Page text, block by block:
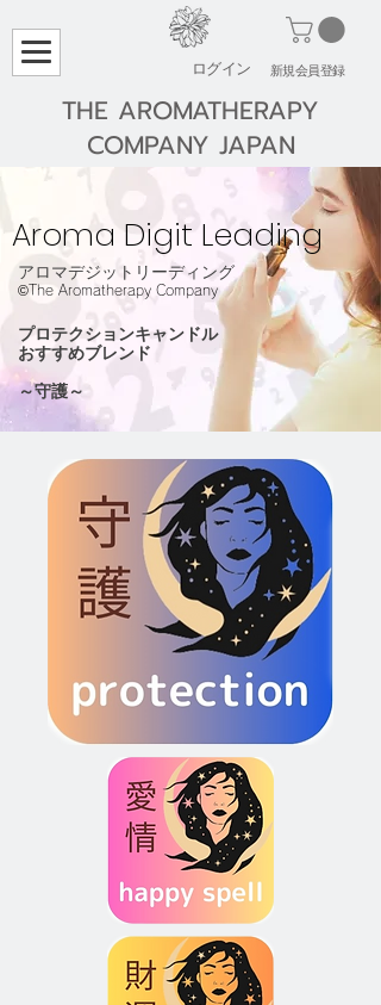
​新規会員登録
ログイン
THE AROMATHERAPY
COMPANY JAPAN
Aroma Digit Leading
アロマデジットリーディング
​©The Aromatherapy Company
プロテクションキャンドル
​おすすめブレンド
​～守護～